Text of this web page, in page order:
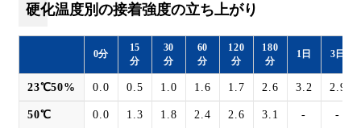
硬化温度別の接着強度の立ち上がり
0分
15
分
30
分
60
分
120
分
180
分
1日 3日
23℃50% 0.0 0.5 1.0 1.6 1.7 2.6 3.2 2.9
50℃ 0.0 1.3 1.8 2.4 2.6 3.1 - -